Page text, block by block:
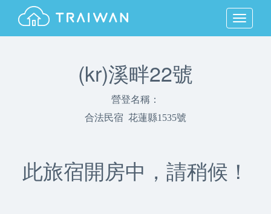
MENU
(kr)溪畔22號
營登名稱：
合法民宿 花蓮縣1535號
此旅宿開房中，請稍候！